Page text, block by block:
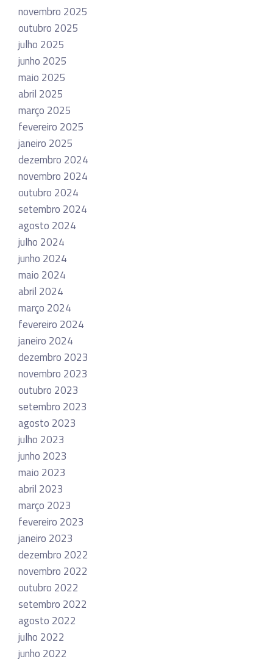
novembro 2025
outubro 2025
julho 2025
junho 2025
maio 2025
abril 2025
março 2025
fevereiro 2025
janeiro 2025
dezembro 2024
novembro 2024
outubro 2024
setembro 2024
agosto 2024
julho 2024
junho 2024
maio 2024
abril 2024
março 2024
fevereiro 2024
janeiro 2024
dezembro 2023
novembro 2023
outubro 2023
setembro 2023
agosto 2023
julho 2023
junho 2023
maio 2023
abril 2023
março 2023
fevereiro 2023
janeiro 2023
dezembro 2022
novembro 2022
outubro 2022
setembro 2022
agosto 2022
julho 2022
junho 2022